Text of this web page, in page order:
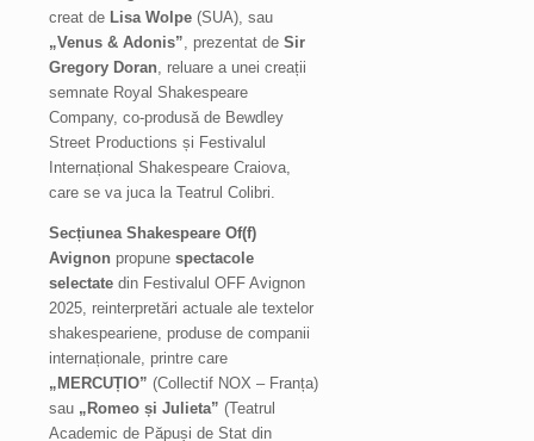
creat de Lisa Wolpe (SUA), sau
„Venus & Adonis”, prezentat de Sir
Gregory Doran, reluare a unei creații
semnate Royal Shakespeare
Company, co-produsă de Bewdley
Street Productions și Festivalul
Internațional Shakespeare Craiova,
care se va juca la Teatrul Colibri.
Secțiunea Shakespeare Of(f)
Avignon propune spectacole
selectate din Festivalul OFF Avignon
2025, reinterpretări actuale ale textelor
shakespeariene, produse de companii
internaționale, printre care
„MERCUȚIO” (Collectif NOX – Franța)
sau „Romeo și Julieta” (Teatrul
Academic de Păpuși de Stat din